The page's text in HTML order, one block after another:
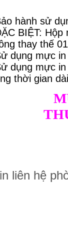
hành sử
BIỆT: Hộp
thay thế
dụng mực
dụng mực
thời gian
liên hệ